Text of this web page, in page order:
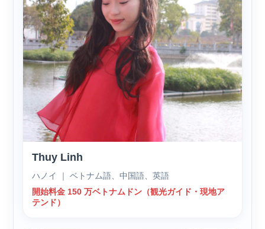
Thuy Linh
ハノイ ｜ ベトナム語、中国語、英語
開始料金 150 万ベトナムドン（観光ガイド・現地ア
テンド）